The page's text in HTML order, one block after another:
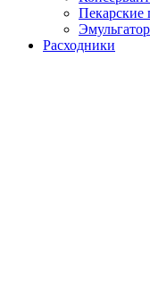
Пекарские
Расходники